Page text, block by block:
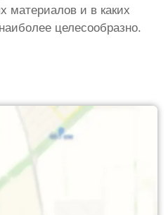
материалов и в каких
целесообразно.